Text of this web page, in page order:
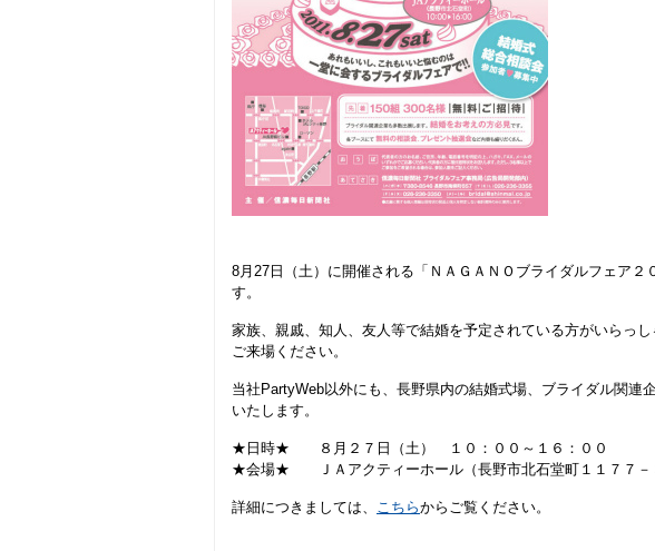
8月27日（土）に開催される「ＮＡＧＡＮＯブライダルフェア２
す。
家族、親戚、知人、友人等で結婚を予定されている方がいらっし
ご来場ください。
当社PartyWeb以外にも、長野県内の結婚式場、ブライダル関連
いたします。
★日時★ ８月２７日（土） １０：００～１６：００
★会場★ ＪＡアクティーホール（長野市北石堂町１１７７－
詳細につきましては、 こちらからご覧ください。